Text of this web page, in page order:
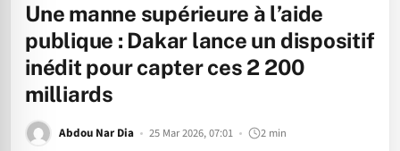
Une manne supérieure à l’aide
publique : Dakar lance un dispositif
inédit pour capter ces 2 200
milliards
Abdou Nar Dia 25 Mar 2026, 07:01 2 min